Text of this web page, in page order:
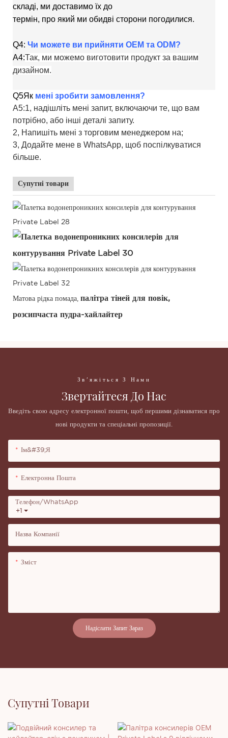
складі, ми доставимо їх до
термін, про який ми обидві сторони погодилися.
Q4: Чи можете ви прийняти OEM та ODM?
A4:Так, ми можемо виготовити продукт за вашим
дизайном.
Q5Як мені зробити замовлення?
A5:1, надішліть мені запит, включаючи те, що вам
потрібно, або інші деталі запиту.
2, Напишіть мені з торговим менеджером на;
3, Додайте мене в WhatsApp, щоб поспілкуватися
більше.
Супутні товари
Матова рідка помада, палітра тіней для повік,
розсипчаста пудра-хайлайтер
Зв'яжіться З Нами
Звертайтеся До Нас
Введіть свою адресу електронної пошти, щоб першими дізнаватися про
нові продукти та спеціальні пропозиції.
Ім&#39;я
Електронна Пошта
+1
Телефон/WhatsApp
Назва Компанії
Зміст
Надіслати Запит Зараз
Супутні Товари